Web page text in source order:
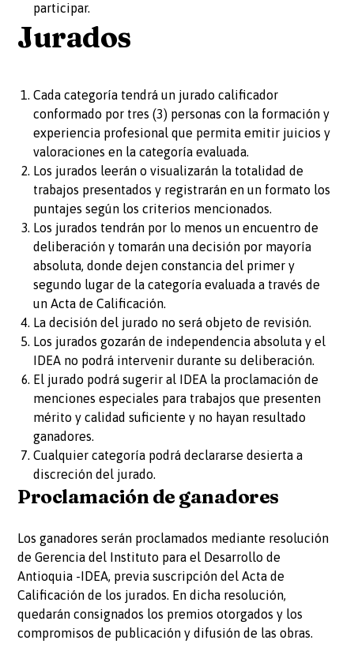
participar.
Jurados
Cada categoría tendrá un jurado calificador
conformado por tres (3) personas con la formación y
experiencia profesional que permita emitir juicios y
valoraciones en la categoría evaluada.
Los jurados leerán o visualizarán la totalidad de
trabajos presentados y registrarán en un formato los
puntajes según los criterios mencionados.
Los jurados tendrán por lo menos un encuentro de
deliberación y tomarán una decisión por mayoría
absoluta, donde dejen constancia del primer y
segundo lugar de la categoría evaluada a través de
un Acta de Calificación.
La decisión del jurado no será objeto de revisión.
Los jurados gozarán de independencia absoluta y el
IDEA no podrá intervenir durante su deliberación.
El jurado podrá sugerir al IDEA la proclamación de
menciones especiales para trabajos que presenten
mérito y calidad suficiente y no hayan resultado
ganadores.
Cualquier categoría podrá declararse desierta a
discreción del jurado.
Proclamación de ganadores
Los ganadores serán proclamados mediante resolución
de Gerencia del Instituto para el Desarrollo de
Antioquia -IDEA, previa suscripción del Acta de
Calificación de los jurados. En dicha resolución,
quedarán consignados los premios otorgados y los
compromisos de publicación y difusión de las obras.